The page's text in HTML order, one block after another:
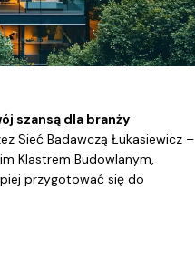
szansą dla branży
Sieć Badawczą Łukasiewicz –
Klastrem Budowlanym,
przygotować się do